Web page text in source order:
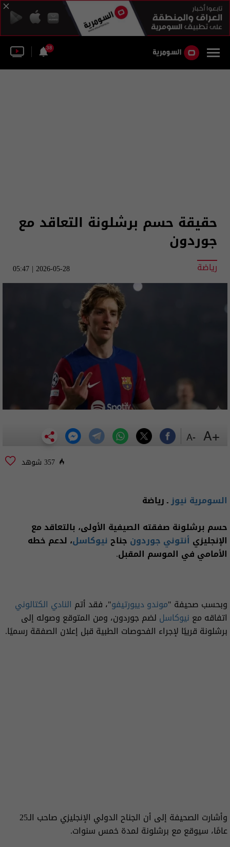
38
حقيقة حسم برشلونة التعاقد مع
جوردون
رياضة 2026-05-28 | 05:47
357 شوهد
السومرية نيوزـ رياضة
حسم برشلونة صفقته الصيفية الأولى، بالتعاقد مع
الإنجليزي أنتوني جوردون جناحنيوكاسل، لدعم خطه
الأمامي في الموسم المقبل.
وبحسب صحيفة "موندو ديبورتيفو"، فقد أتم النادي الكتالوني
اتفاقه مع نيوكاسل لضم جوردون، ومن المتوقع وصوله إلى
برشلونة قريبًا لإجراء الفحوصات الطبية قبل إعلان الصفقة رسميًا.
وأشارت الصحيفة إلى أن الجناح الدولي الإنجليزي صاحب الـ25
عامًا، سيوقع مع برشلونة لمدة خمس سنوات.
+A
-A